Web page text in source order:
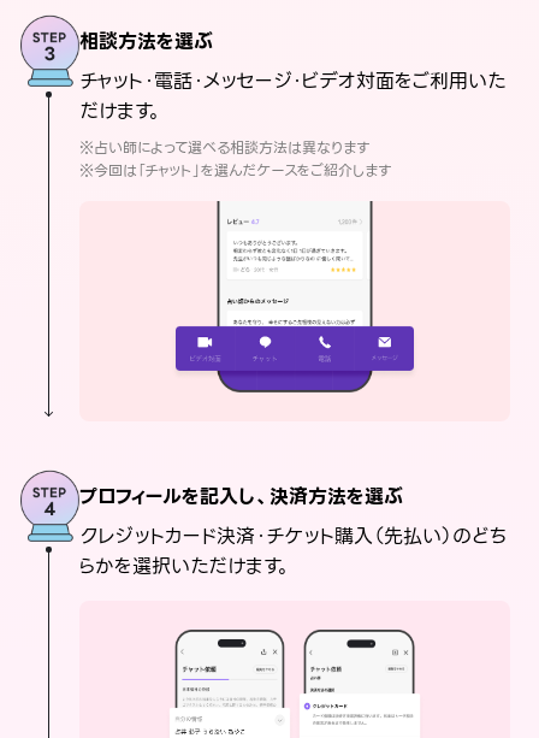
相談方法を選ぶ
チャット・電話・メッセージ・ビデオ対面をご利用いた
だけます。
※占い師によって選べる相談方法は異なります
※今回は「チャット」を選んだケースをご紹介します
プロフィールを記入し、決済方法を選ぶ
クレジットカード決済・チケット購入（先払い）のどち
らかを選択いただけます。